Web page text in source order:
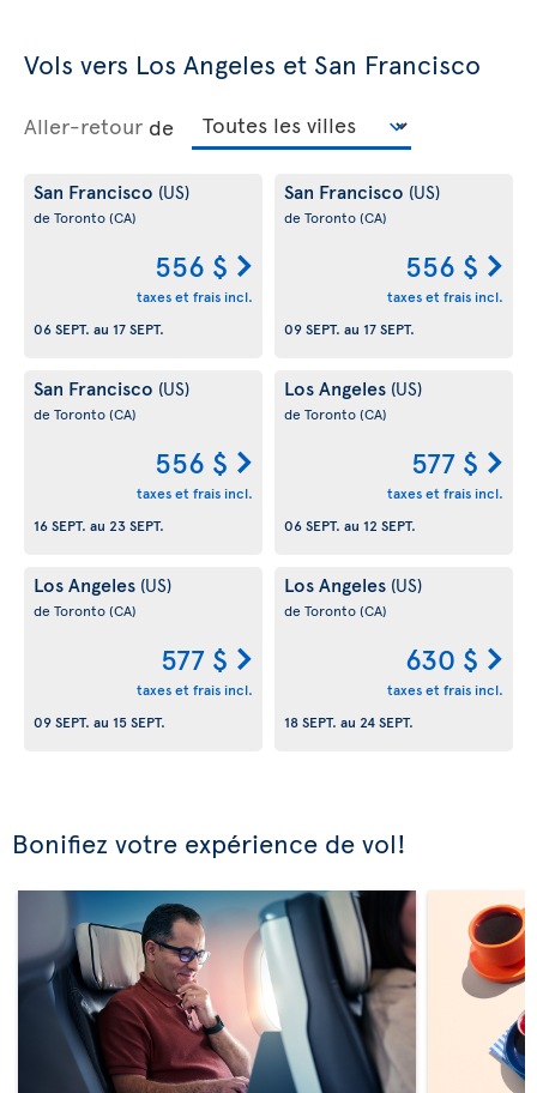
Vols vers Los Angeles et San Francisco
Aller-retour de
San Francisco (US)
de Toronto(CA)
556 $
taxes et frais incl.
06 SEPT. au 17 SEPT.
San Francisco (US)
de Toronto(CA)
556 $
taxes et frais incl.
09 SEPT. au 17 SEPT.
San Francisco (US)
de Toronto(CA)
556 $
taxes et frais incl.
16 SEPT. au 23 SEPT.
Los Angeles (US)
de Toronto(CA)
577 $
taxes et frais incl.
06 SEPT. au 12 SEPT.
Los Angeles (US)
de Toronto(CA)
577 $
taxes et frais incl.
09 SEPT. au 15 SEPT.
Los Angeles (US)
de Toronto(CA)
630 $
taxes et frais incl.
18 SEPT. au 24 SEPT.
Bonifiez votre expérience de vol!